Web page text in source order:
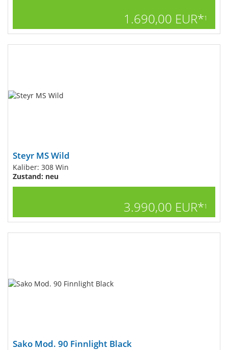
1.690,00 EUR*1
Steyr MS Wild
Kaliber: 308 Win
Zustand: neu
3.990,00 EUR*1
Sako Mod. 90 Finnlight Black